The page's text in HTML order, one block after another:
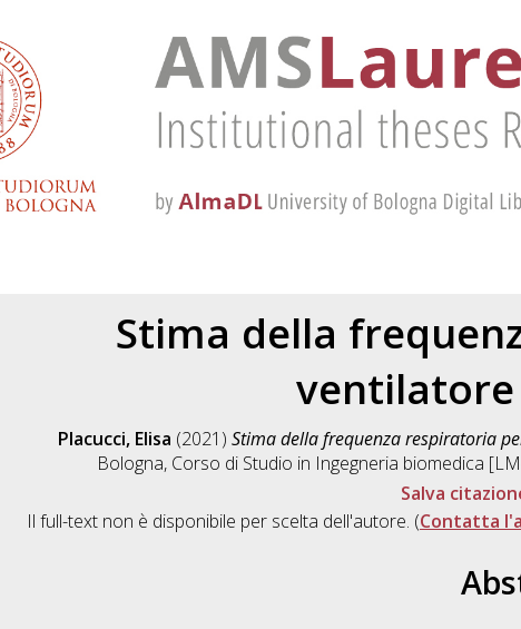
Stima della
Placucci, Elisa (2021) Stima della frequenza respiratoria
Bologna, Corso di Studio in Ingegneria biomedica
Salva
Il full-text non è disponibile per scelta dell'autore. (Contatta